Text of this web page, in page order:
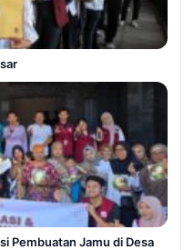
Pembuatan Jamu di Desa